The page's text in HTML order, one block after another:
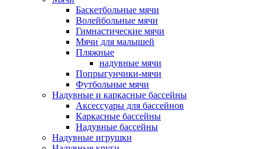
Баскетбольные мячи
Волейбольные мячи
Гимнастические мячи
Мячи для малышей
Пляжные
надувные мячи
Попрыгунчики-мячи
Футбольные мячи
Надувные и каркасные бассейны
Аксессуары для бассейнов
Каркасные бассейны
Надувные бассейны
Надувные игрушки